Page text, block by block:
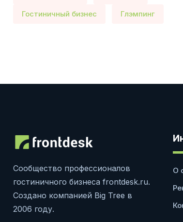
Гостиничный бизнес Глэмпинг
Сообщество профессионалов
гостиничного бизнеса frontdesk.ru.
Создано компанией Big Tree в
2006 году.
О